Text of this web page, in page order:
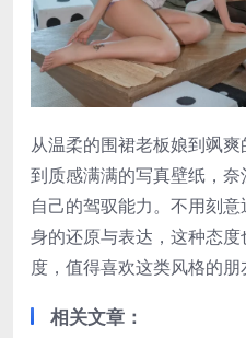
从温柔的围裙老板娘到飒
到质感满满的写真壁纸，
自己的驾驭能力。不用刻
身的还原与表达，这种态
度，值得喜欢这类风格的朋
相关文章：